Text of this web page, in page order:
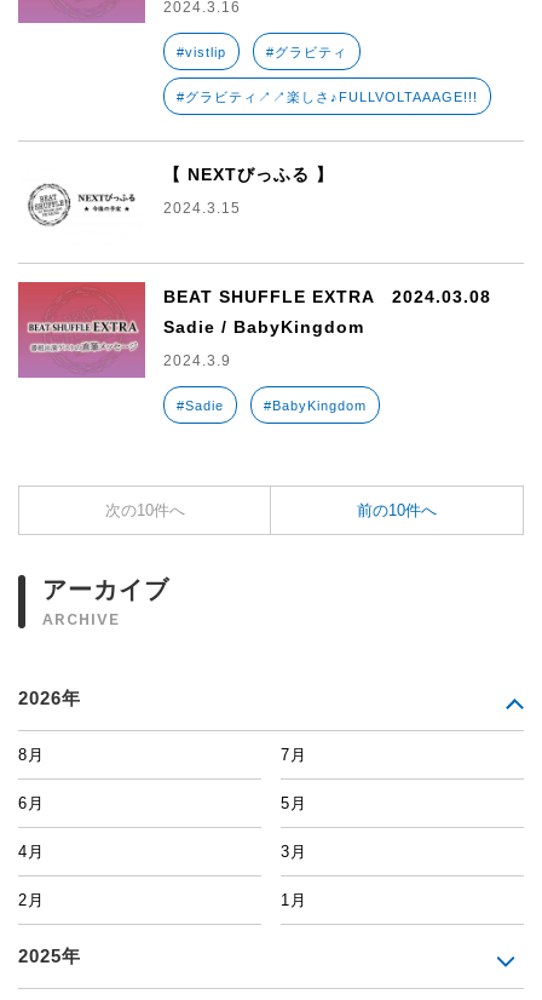
2024.3.16
#vistlip #グラビティ
#グラビティ↗↗楽しさ♪FULLVOLTAAAGE!!!
【 NEXTびっふる 】
2024.3.15
BEAT SHUFFLE EXTRA 2024.03.08
Sadie / BabyKingdom
2024.3.9
#Sadie #BabyKingdom
次の10件へ 前の10件へ
アーカイブ
ARCHIVE
2026年
8月 7月
6月 5月
4月 3月
2月 1月
2025年